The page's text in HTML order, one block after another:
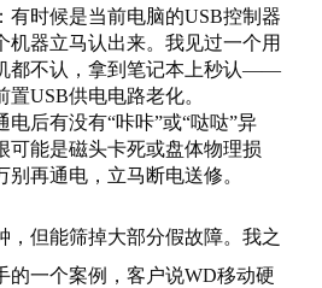
：有时候是当前电脑的USB控制器
机器立马认出来。我见过一个用
都不认，拿到笔记本上秒认——
置USB供电电路老化。
电后有没有“咔咔”或“哒哒”异
可能是磁头卡死或盘体物理损
别再通电，立马断电送修。
，但能筛掉大部分假故障。我之
的一个案例，客户说WD移动硬